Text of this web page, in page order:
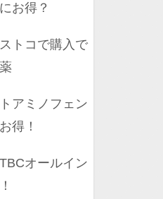
お得？
トコで購入で
アミノフェン
得！
オールイン